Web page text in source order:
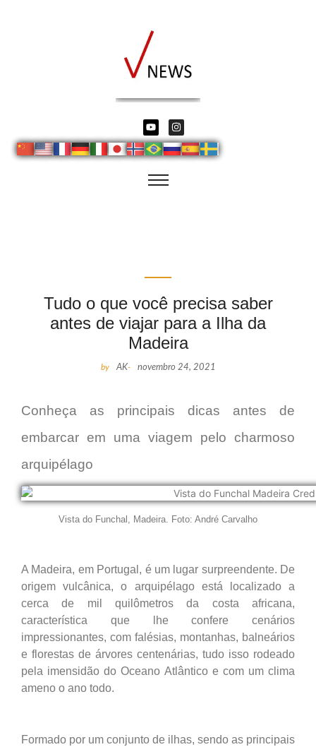
Tudo o que você precisa saber
antes de viajar para a Ilha da
Madeira
by AK- novembro 24, 2021
Conheça as principais dicas antes de
embarcar em uma viagem pelo charmoso
arquipélago
Vista do Funchal, Madeira. Foto: André Carvalho
A Madeira, em Portugal, é um lugar surpreendente. De
origem vulcânica, o arquipélago está localizado a
cerca de mil quilômetros da costa africana,
característica que lhe confere cenários
impressionantes, com falésias, montanhas, balneários
e florestas de árvores centenárias, tudo isso rodeado
pela imensidão do Oceano Atlântico e com um clima
ameno o ano todo.
Formado por um conjunto de ilhas, sendo as principais